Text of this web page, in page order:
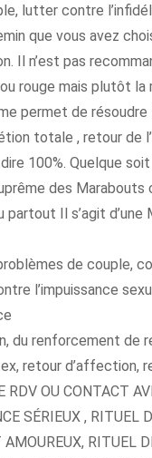
lutter contre
que vous avez
Il n’est pas
rouge mais plutôt la
permet de
totale , retour de
100%. Quelque
des
Il s’agit
de couple,
l’impuissance
du renforcement de
retour
OU CONTACT
SÉRIEUX , RITUEL
RITUEL